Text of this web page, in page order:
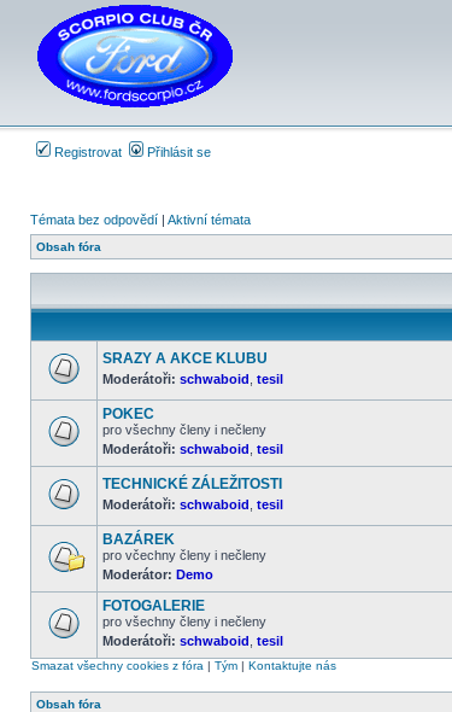
Registrovat Přihlásit se
Témata bez odpovědí | Aktivní témata
Obsah fóra
nové
příspěvky
SRAZY A AKCE KLUBU
Moderátoři: schwaboid tesil
Žádné
nové
příspěvky
POKEC
pro všechny členy i nečleny
Moderátoři: schwaboid tesil
nové
příspěvky
TECHNICKÉ ZÁLEŽITOSTI
Moderátoři: schwaboid tesil
Žádné
nové
příspěvky
BAZÁREK
pro včechny členy i nečleny
Moderátor: Demo
Žádné
nové
příspěvky
FOTOGALERIE
pro všechny členy i nečleny
Moderátoři: schwaboid tesil
Smazat všechny cookies z fóra | Tým | Kontaktujte nás
Obsah fóra